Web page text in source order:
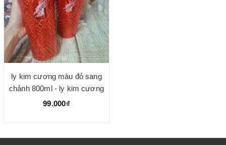
ly kim cương màu đỏ sang
chảnh 800ml - ly kim cương
màu đỏ
99.000₫